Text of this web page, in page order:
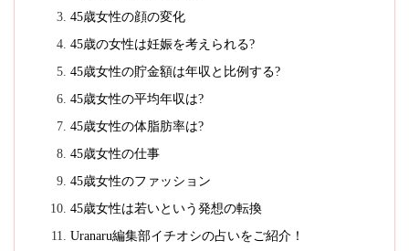
45歳女性の顔の変化
45歳の女性は妊娠を考えられる?
45歳女性の貯金額は年収と比例する?
45歳女性の平均年収は?
45歳女性の体脂肪率は?
45歳女性の仕事
45歳女性のファッション
45歳女性は若いという発想の転換
Uranaru編集部イチオシの占いをご紹介！